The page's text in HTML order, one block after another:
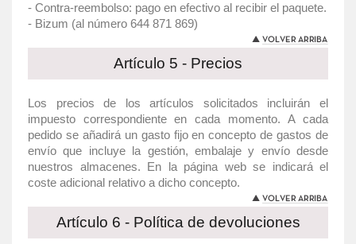
- Contra-reembolso: pago en efectivo al recibir el paquete.
- Bizum (al número 644 871 869)
Artículo 5 - Precios
Los precios de los artículos solicitados incluirán el
impuesto correspondiente en cada momento. A cada
pedido se añadirá un gasto fijo en concepto de gastos de
envío que incluye la gestión, embalaje y envío desde
nuestros almacenes. En la página web se indicará el
coste adicional relativo a dicho concepto.
Artículo 6 - Política de devoluciones